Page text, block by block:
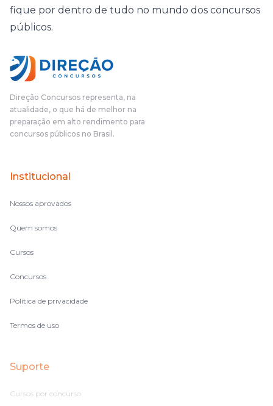
fique por dentro de tudo no mundo dos concursos
públicos.
Direção Concursos representa, na
atualidade, o que há de melhor na
preparação em alto rendimento para
concursos públicos no Brasil.
Institucional
Nossos aprovados
Quem somos
Cursos
Concursos
Política de privacidade
Termos de uso
Suporte
Cursos por concurso